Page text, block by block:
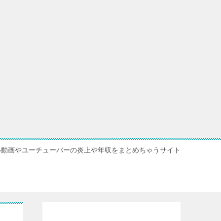
画やユーチューバーの炎上や年収をまとめちゃうサイト